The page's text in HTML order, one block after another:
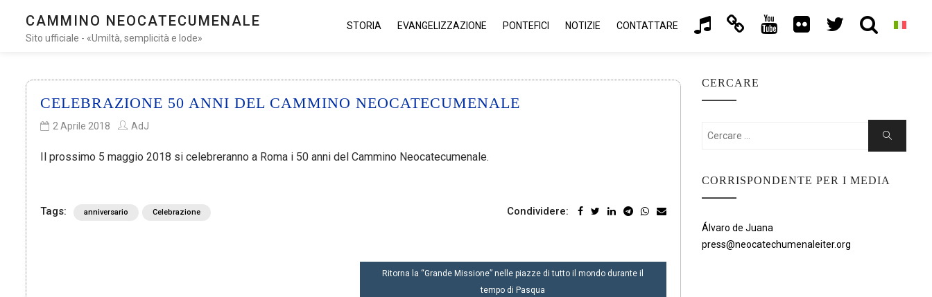
CAMMINO NEOCATECUMENALE
Sito ufficiale - «Umiltà, semplicità e lode»
STORIA EVANGELIZZAZIONE PONTEFICI NOTIZIE CONTATTARE
CELEBRAZIONE 50 ANNI DEL CAMMINO NEOCATECUMENALE
2 Aprile 2018 AdJ
Il prossimo 5 maggio 2018 si celebreranno a Roma i 50 anni del Cammino Neocatecumenale.
Tags: anniversario Celebrazione Condividere:
Ritorna la “Grande Missione” nelle piazze di tutto il mondo durante il
tempo di Pasqua
CERCARE
Cercare:
Ricerca
CORRISPONDENTE PER I MEDIA
Álvaro de Juana
press@neocatechumenaleiter.org